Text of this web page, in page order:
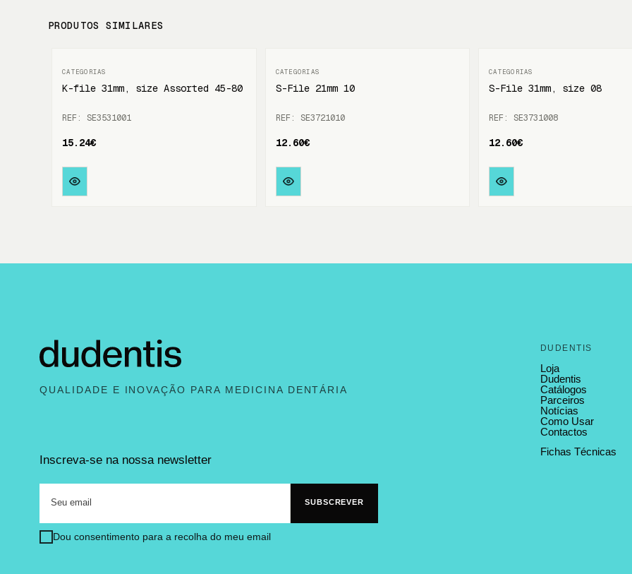
PRODUTOS SIMILARES
K-file 31mm, size Assorted 45-80
REF: SE3531001
15.24€
S-File 21mm 10
REF: SE3721010
12.60€
S-File 31mm, size 08
REF: SE3731008
12.60€
QUALIDADE E INOVAÇÃO PARA MEDICINA DENTÁRIA
Inscreva-se na nossa newsletter
Dou consentimento para a recolha do meu email
DUDENTIS
Loja
Dudentis
Catálogos
Parceiros
Notícias
Como Usar
Contactos
Fichas Técnicas